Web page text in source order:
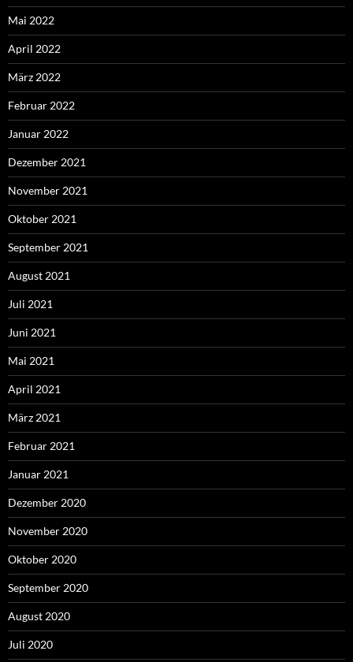
Mai 2022
April 2022
März 2022
Februar 2022
Januar 2022
Dezember 2021
November 2021
Oktober 2021
September 2021
August 2021
Juli 2021
Juni 2021
Mai 2021
April 2021
März 2021
Februar 2021
Januar 2021
Dezember 2020
November 2020
Oktober 2020
September 2020
August 2020
Juli 2020